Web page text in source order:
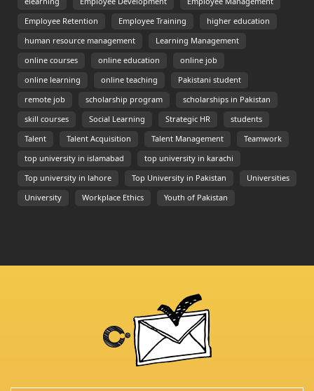
Employee Retention Employee Training higher education
human resource management Learning Management
online courses online education online job
online learning online teaching Pakistani student
remote job scholarship program scholarships in Pakistan
skill courses Social Learning Strategic HR students
Talent Talent Acquisition Talent Management Teamwork
top university in islamabad top university in karachi
Top university in lahore Top University in Pakistan Universities
University Workplace Ethics Youth of Pakistan